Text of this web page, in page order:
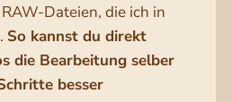
Dateien, die ich in
So kannst du direkt
die Bearbeitung selber
besser